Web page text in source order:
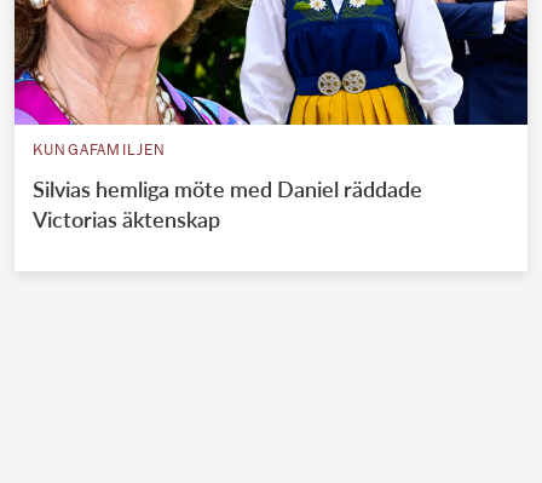
KUNGAFAMILJEN
Silvias hemliga möte med Daniel räddade
Victorias äktenskap